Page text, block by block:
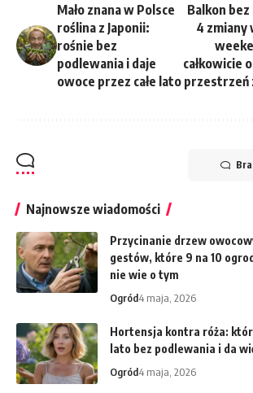
Mało znana w Polsce
roślina z Japonii:
rośnie bez
podlewania i daje
owoce przez całe lato
Balkon
4 zmiany
całkowicie
przestrzeń
Najnowsze wiadomości
Przycinanie drzew
gestów, które 9 na 10
nie wie o tym
Ogród4 maja, 2026
Hortensja kontra róża:
lato bez podlewania i da
Ogród4 maja, 2026